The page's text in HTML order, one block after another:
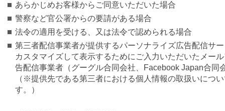
あらかじめお客様からご同意いただいた場合
警察など官公署からの要請がある場合
法令の適用を受ける、又は法令で認められる場合
第三者配信事業者が提供するパーソナライズ広告配信サ
カスタマイズして表示するためにご入力いただいたメー
告配信事業者（グーグル合同会社、Facebook Japan合同
（※提供先である第三者における個人情報の取扱いにつ
す。）